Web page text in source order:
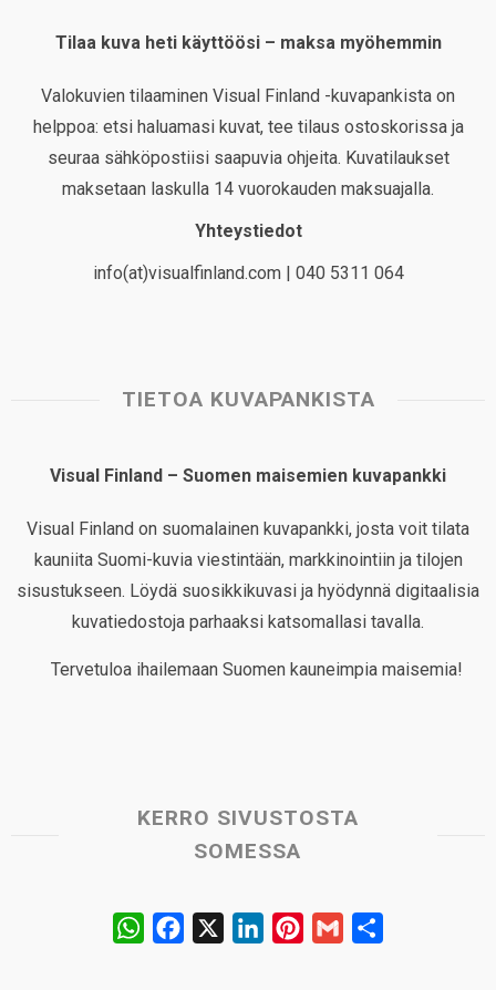
Tilaa kuva heti käyttöösi – maksa myöhemmin
Valokuvien tilaaminen Visual Finland -kuvapankista on
helppoa: etsi haluamasi kuvat, tee tilaus ostoskorissa ja
seuraa sähköpostiisi saapuvia ohjeita. Kuvatilaukset
maksetaan laskulla 14 vuorokauden maksuajalla.
Yhteystiedot
info(at)visualfinland.com | 040 5311 064
TIETOA KUVAPANKISTA
Visual Finland – Suomen maisemien kuvapankki
Visual Finland on suomalainen kuvapankki, josta voit tilata
kauniita Suomi-kuvia viestintään, markkinointiin ja tilojen
sisustukseen. Löydä suosikkikuvasi ja hyödynnä digitaalisia
kuvatiedostoja parhaaksi katsomallasi tavalla.
Tervetuloa ihailemaan Suomen kauneimpia maisemia!
KERRO SIVUSTOSTA
SOMESSA
W